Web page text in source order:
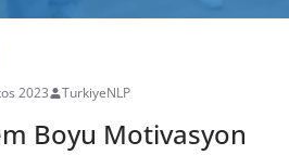
2023 TurkiyeNLP
Boyu Motivasyon